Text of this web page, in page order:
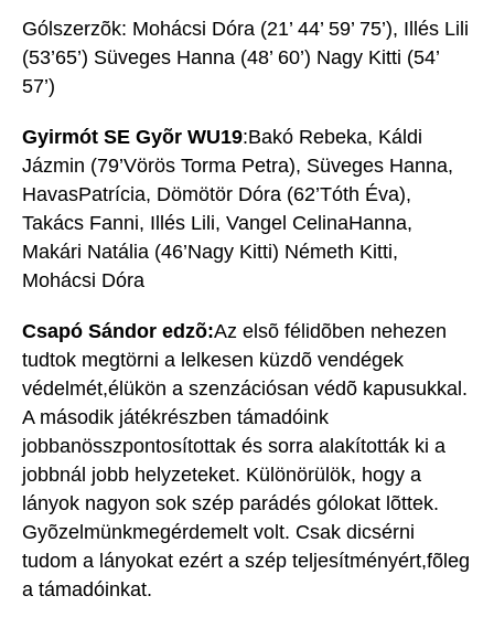
Gólszerzõk: Mohácsi Dóra (21’ 44’ 59’ 75’), Illés Lili
(53’65’) Süveges Hanna (48’ 60’) Nagy Kitti (54’
57’)
Gyirmót SE Gyõr WU19:Bakó Rebeka, Káldi
Jázmin (79’Vörös Torma Petra), Süveges Hanna,
HavasPatrícia, Dömötör Dóra (62’Tóth Éva),
Takács Fanni, Illés Lili, Vangel CelinaHanna,
Makári Natália (46’Nagy Kitti) Németh Kitti,
Mohácsi Dóra
Csapó Sándor edzõ:Az elsõ félidõben nehezen
tudtok megtörni a lelkesen küzdõ vendégek
védelmét,élükön a szenzációsan védõ kapusukkal.
A második játékrészben támadóink
jobbanösszpontosítottak és sorra alakították ki a
jobbnál jobb helyzeteket. Különörülök, hogy a
lányok nagyon sok szép parádés gólokat lõttek.
Gyõzelmünkmegérdemelt volt. Csak dicsérni
tudom a lányokat ezért a szép teljesítményért,fõleg
a támadóinkat.